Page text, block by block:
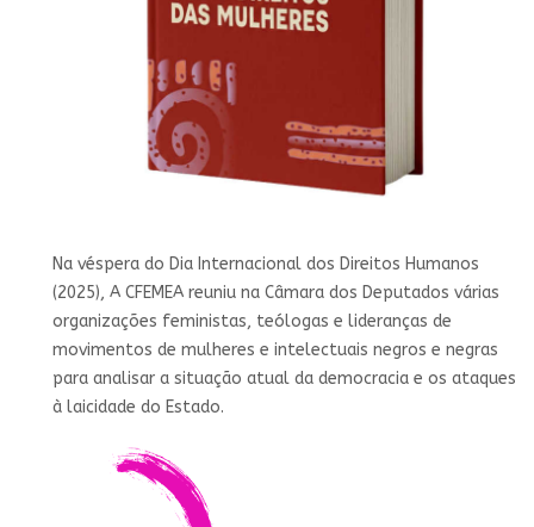
Na véspera do Dia Internacional dos Direitos Humanos
(2025), A CFEMEA reuniu na Câmara dos Deputados várias
organizações feministas, teólogas e lideranças de
movimentos de mulheres e intelectuais negros e negras
para analisar a situação atual da democracia e os ataques
à laicidade do Estado.